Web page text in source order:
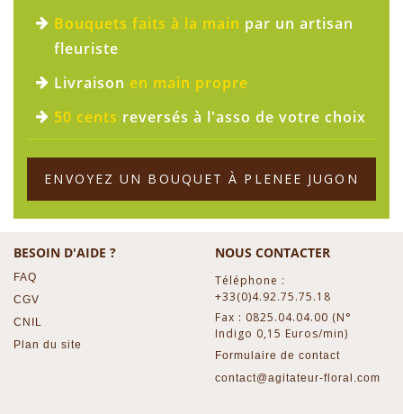
Bouquets faits à la main par un artisan
fleuriste
Livraison en main propre
50 cents reversés à l'asso de votre choix
ENVOYEZ UN BOUQUET À PLENEE JUGON
BESOIN D'AIDE ?
FAQ
CGV
CNIL
Plan du site
NOUS CONTACTER
Téléphone :
+33(0)4.92.75.75.18
Fax : 0825.04.04.00 (N°
Indigo 0,15 Euros/min)
Formulaire de contact
contact@agitateur-floral.com